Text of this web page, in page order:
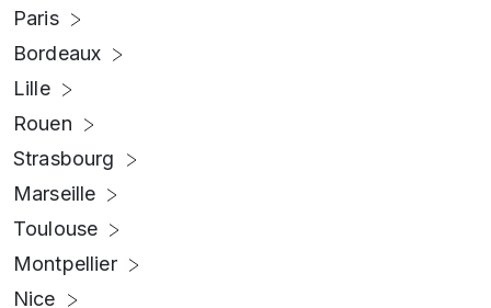
Paris
Bordeaux
Lille
Rouen
Strasbourg
Marseille
Toulouse
Montpellier
Nice